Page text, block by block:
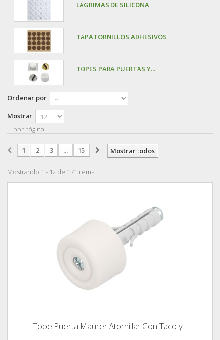
LÁGRIMAS DE SILICONA
TAPATORNILLOS ADHESIVOS
TOPES PARA PUERTAS Y...
Ordenar por
Mostrar
por página
Mostrar todos
1 2 3 ... 15
Mostrando 1 - 12 de 171 items
Tope Puerta Maurer Atornillar Con Taco y...